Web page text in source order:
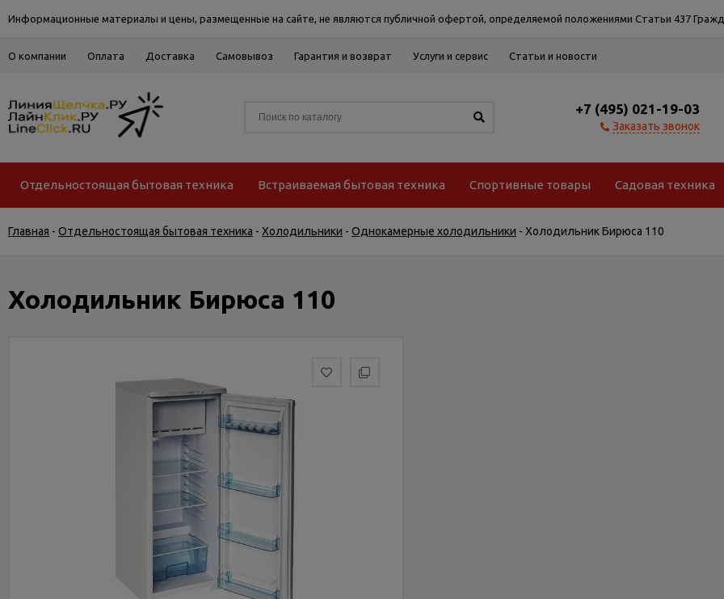
Информационные материалы и цены, размещенные на сайте, не являются публичной офертой, определяемой положениями Статьи 437
О компании Оплата Доставка Самовывоз Гарантия и возврат Услуги и сервис Статьи и новости
+7 (495) 021-19-03
Заказать звонок
Отдельностоящая бытовая техника Встраиваемая бытовая техника Спортивные товары Садовая техника
Главная - Отдельностоящая бытовая техника - Холодильники - Однокамерные холодильники - Холодильник Бирюса 110
Холодильник Бирюса 110